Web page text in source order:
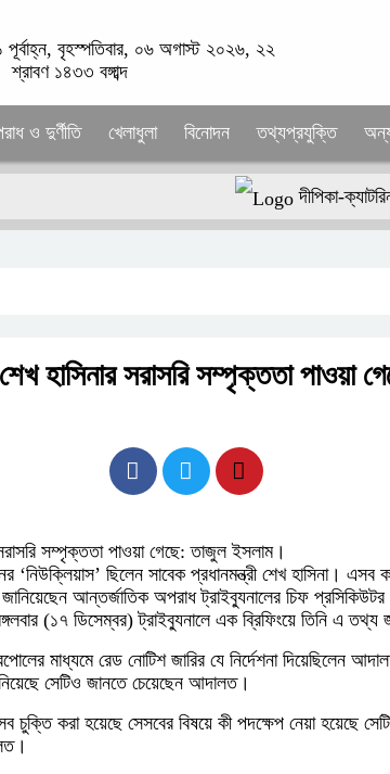
বৃহস্পতিবার, ০৬ অগাস্ট ২০২৬, ২২
শ্রাবণ ১৪৩৩ বঙ্গাব্দ
ও দুর্ণীতি খেলাধুলা বিনোদন তথ্যপ্রযুক্তি
দীপিকা-
হাসিনার সরাসরি সম্পৃক্ততা পাওয়া
সম্পৃক্ততা পাওয়া গেছে: তাজুল ইসলাম।
ছিলেন সাবেক প্রধানমন্ত্রী শেখ হাসিনা। এসব
আন্তর্জাতিক অপরাধ ট্রাইব্যুনালের চিফ প্রসিকিউটর
(১৭ ডিসেম্বর) ট্রাইব্যুনালে এক ব্রিফিংয়ে তিনি এ তথ্য
মাধ্যমে রেড নোটিশ জারির যে নির্দেশনা দিয়েছিলেন
সেটিও জানতে চেয়েছেন আদালত।
চুক্তি করা হয়েছে সেসবের বিষয়ে কী পদক্ষেপ নেয়া হয়েছে সেটি